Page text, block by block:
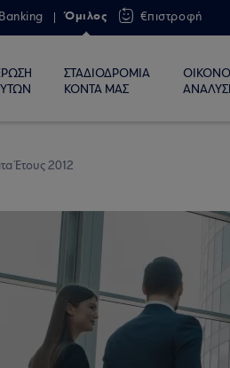
Όμιλος €πιστροφή
ΣΤΑΔΙΟΔΡΟΜΙΑ
ΚΟΝΤΑ ΜΑΣ
Έτους 2012